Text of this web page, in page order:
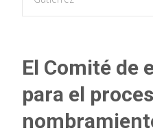
El Comité de
para el